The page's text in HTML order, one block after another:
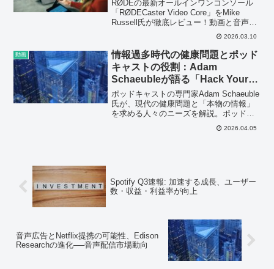
RØDEの最新オールインワンコンソール
「RØDECaster Video Core」をMike
Russell氏が徹底レビュー！動画と音声配
信の未来を変える画期的な製品の魅力
と、その実用性を深掘り解説します。
2026.03.10
動画
情報過多時代の健康問題とポッド
キャストの役割：Adam
Schaeubleが語る「Hack Your
Health…
ポッドキャストの専門家Adam Schaeuble
氏が、現代の健康問題と「本物の情報」
を求める人々のニーズを解説。ポッドキ
ャストが果たすべき役割とコンテンツ制
作のヒントが詰まった動画は必見です。
2026.04.05
Spotify Q3速報: 加速する成長、ユーザー
数・収益・利益率が向上
音声広告とNetflix提携の可能性、Edison
Researchの進化──音声配信市場動向